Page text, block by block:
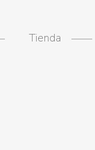
Tienda